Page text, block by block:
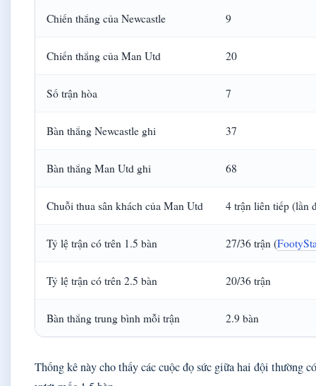
Chiến thắng của Newcastle 9
Chiến thắng của Man Utd 20
Số trận hòa 7
Bàn thắng Newcastle ghi 37
Bàn thắng Man Utd ghi 68
Chuỗi thua sân khách của Man Utd 4 trận liên tiếp (lần
Tỷ lệ trận có trên 1.5 bàn 27/36 trận (
Tỷ lệ trận có trên 2.5 bàn 20/36 trận
Bàn thắng trung bình mỗi trận 2.9 bàn
Thống kê này cho thấy các cuộc đọ sức giữa hai đội thường